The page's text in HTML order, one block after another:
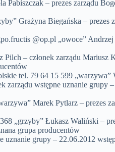
– prezes zarządu
Grażyna Biegańska – prezes
@op.pl „owoce” Andrzej
– członek zarządu Mariusz
tel. 79 64 15 599 „warzywa”
zarządu wstępne uznanie grupy
Marek Pytlarz – prezes
„grzyby” Łukasz Waliński –
grupa producentów
uznanie grupy – 22.06.2012